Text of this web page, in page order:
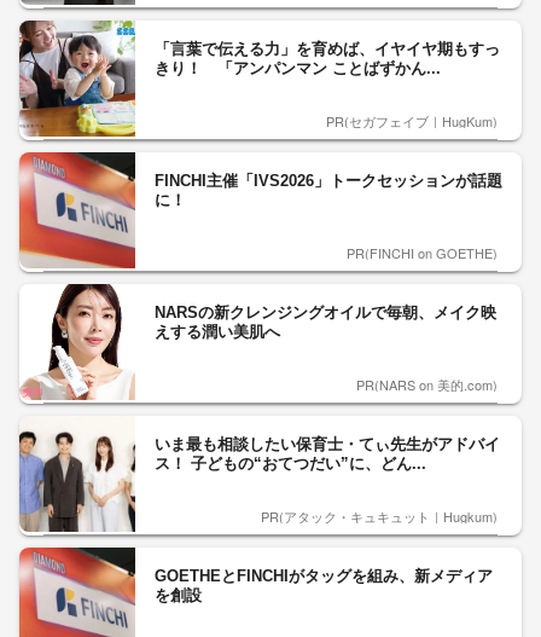
「言葉で伝える力」を育めば、イヤイヤ期もすっ
きり！ 「アンパンマン ことばずかん...
PR(セガフェイブ｜HugKum)
FINCHI主催「IVS2026」トークセッションが話題
に！
PR(FINCHI on GOETHE)
NARSの新クレンジングオイルで毎朝、メイク映
えする潤い美肌へ
PR(NARS on 美的.com)
いま最も相談したい保育士・てぃ先生がアドバイ
ス！ 子どもの“おてつだい”に、どん...
PR(アタック・キュキュット｜Hugkum)
GOETHEとFINCHIがタッグを組み、新メディア
を創設